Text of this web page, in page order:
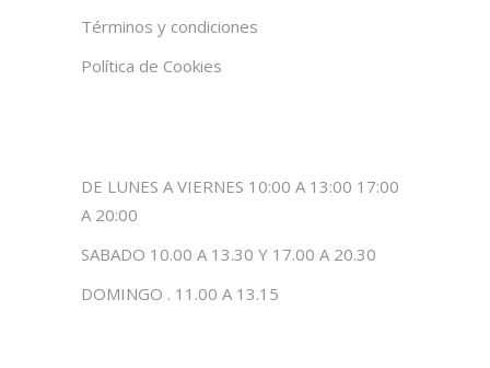
Términos y condiciones
Política de Cookies
DE LUNES A VIERNES 10:00 A 13:00 17:00
A 20:00
SABADO 10.00 A 13.30 Y 17.00 A 20.30
DOMINGO . 11.00 A 13.15